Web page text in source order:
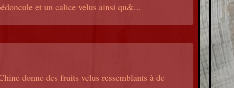
et un calice velus ainsi qu&...
donne des fruits velus ressemblants à de